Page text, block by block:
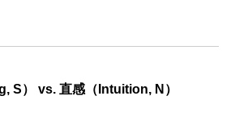
S） vs. 直感（Intuition, N）